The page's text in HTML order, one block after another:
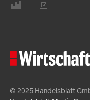
© 2025 Handelsblatt